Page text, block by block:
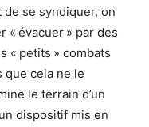
se syndiquer, on
« évacuer » par des
« petits » combats
que cela ne le
le terrain d’un
dispositif mis en